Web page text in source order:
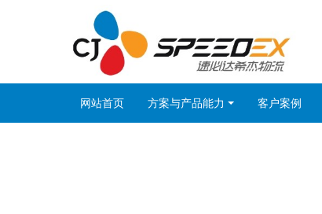
网站首页 方案与产品能力 客户案例